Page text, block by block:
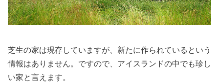
芝生の家は現存していますが、新たに作られているという
情報はありません。ですので、アイスランドの中でも珍し
い家と言えます。